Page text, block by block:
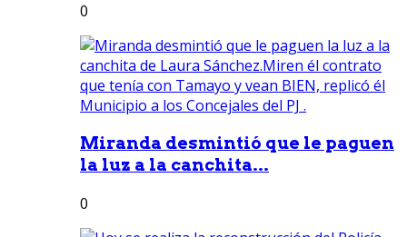
0
Miranda desmintió que le paguen
la luz a la canchita...
0